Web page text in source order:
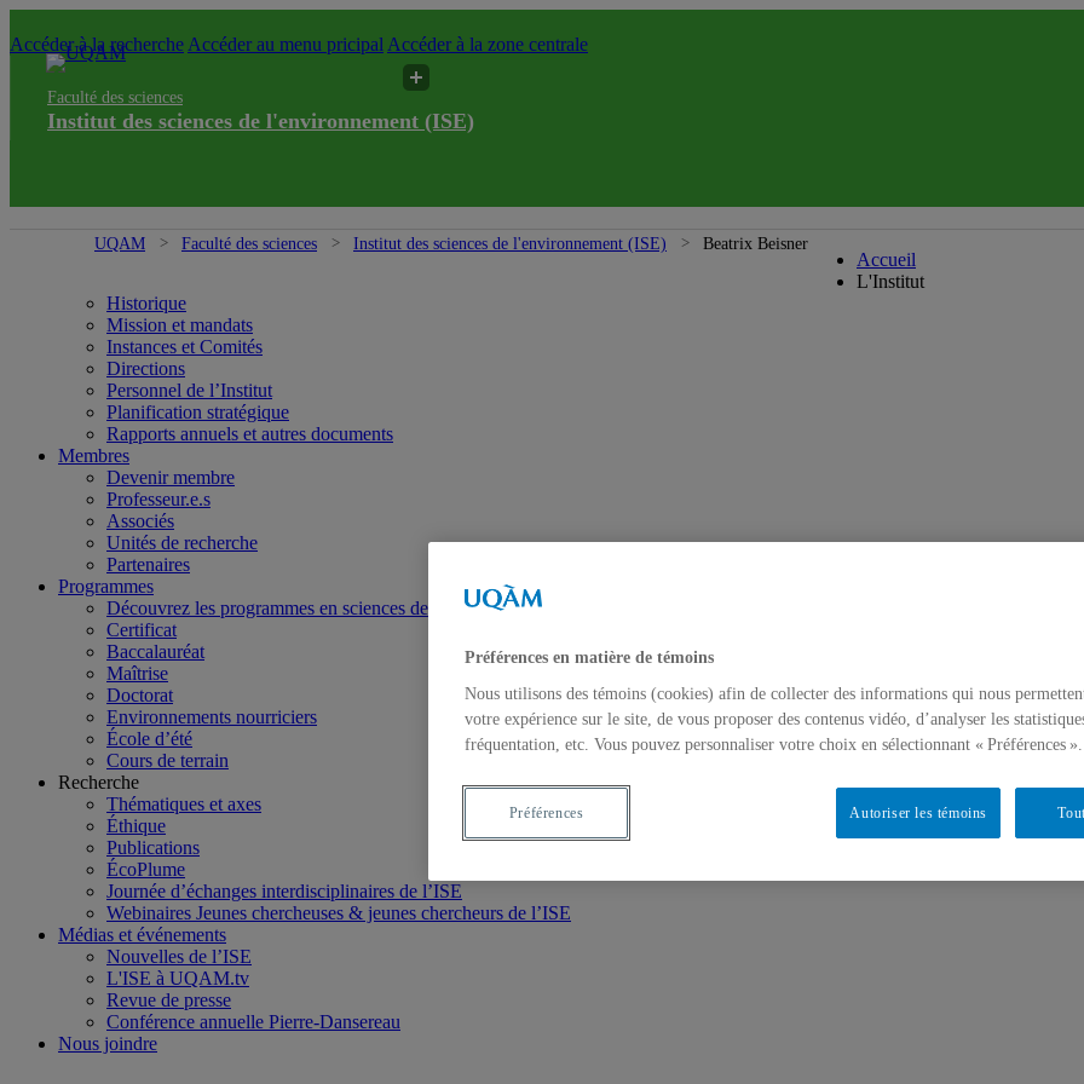
Accéder à la recherche Accéder au menu pricipal Accéder à la zone centrale
Faculté des sciences
Institut des sciences de l'environnement (ISE)
UQAM Faculté des sciences Institut des sciences de l'environnement (ISE) Beatrix Beisner
Accueil
L'Institut
Historique
Mission et mandats
Instances et Comités
Directions
Personnel de l’Institut
Planification stratégique
Rapports annuels et autres documents
Membres
Devenir membre
Professeur.e.s
Associés
Unités de recherche
Partenaires
Programmes
Découvrez les programmes en sciences de l'environnement de l'UQAM
Certificat
Baccalauréat
Maîtrise
Doctorat
Environnements nourriciers
École d’été
Cours de terrain
Recherche
Thématiques et axes
Éthique
Publications
ÉcoPlume
Journée d’échanges interdisciplinaires de l’ISE
Webinaires Jeunes chercheuses & jeunes chercheurs de l’ISE
Médias et événements
Nouvelles de l’ISE
L'ISE à UQAM.tv
Revue de presse
Conférence annuelle Pierre-Dansereau
Nous joindre
Préférences en matière de témoins
Nous utilisons des témoins (cookies) afin de collecter des informations qui nous
votre expérience sur le site, de vous proposer des contenus vidéo, d’analyser les
fréquentation, etc. Vous pouvez personnaliser votre choix en sélectionnant « Préférences ».
Autoriser les témoins
Préférences